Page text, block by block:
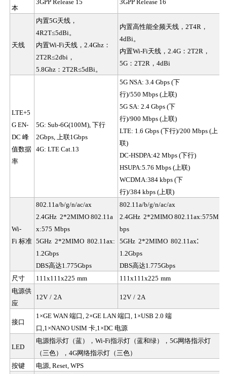
本
3GPP Release 15 3GPP Release 16
天线
内置5G天线，
4R2T≤5dBi。
内置Wi-Fi天线，2.4Ghz：
2T2R≤2dbi，
5.8Ghz：2T2R≤5dBi。
内置高性能全频天线，2T4R，
4dBi。
内置Wi-Fi天线，2.4G：2T2R，
5G：2T2R，4dBi
LTE+5
G EN-
DC 峰
值数据
率
5G: Sub-6G(100M),下行
2Gbps,上联1Gbps
4G: LTE Cat.13
5G NSA: 3.4 Gbps (下
行)/550 Mbps (上联)
5G SA: 2.4 Gbps (下
行)/900 Mbps (上联)
LTE: 1.6 Gbps (下行)/200 Mbps (上
联)
DC-HSDPA:42 Mbps (下行)
HSUPA:5.76 Mbps (上联)
WCDMA:384 kbps (下
行)/384 kbps (上联)
Wi-
Fi 标准
802.11a/b/g/n/ac/ax
2.4GHz 2*2MIMO 802.11a
x:575 Mbps
5GHz 2*2MIMO 802.11ax:
1.2Gbps
DBS高达1.775Gbps
802.11a/b/g/n/ac/ax
2.4GHz 2*2MIMO 802.11ax:575M
bps
5GHz 2*2MIMO 802.11ax:
1.2Gbps
DBS高达1.775Gbps
尺寸
111x111x225 mm 111x111x225 mm
电源供
应
12V / 2A 12V / 2A
接口
1×GE WAN端口, 2×GE LAN端口, 1×USB 2.0端
口,1×NANO USIM卡,1×DC 电源
LED
电源指示灯 （蓝），Wi-Fi指示灯 （蓝和绿），5G网络指示灯
（三色）
，4G网络指示灯 （三色）
按键
电源, Reset, WPS